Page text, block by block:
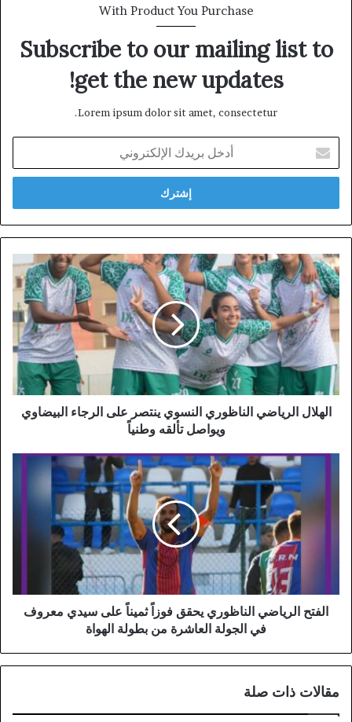
With Product You Purchase
Subscribe to our mailing list to
get the new updates!
Lorem ipsum dolor sit amet, consectetur.
بريدك
الإلكتروني
الهلال
الرياضي
الناظوري
النسوي
ينتصر
على
الرجاء
البيضاوي
ويواصل
تألقه
الهلال الرياضي الناظوري النسوي ينتصر على الرجاء البيضاوي
ويواصل تألقه وطنياً
الفتح
الناظوري
معروف
في
الهواة
الفتح الرياضي الناظوري يحقق فوزاً ثميناً على سيدي معروف
في الجولة العاشرة من بطولة الهواة
مقالات ذات صلة